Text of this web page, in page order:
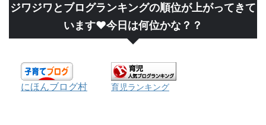
ジワジワとブログランキングの順位が上がってきて
います❤今日は何位かな？？
にほんブログ村 育児ランキング